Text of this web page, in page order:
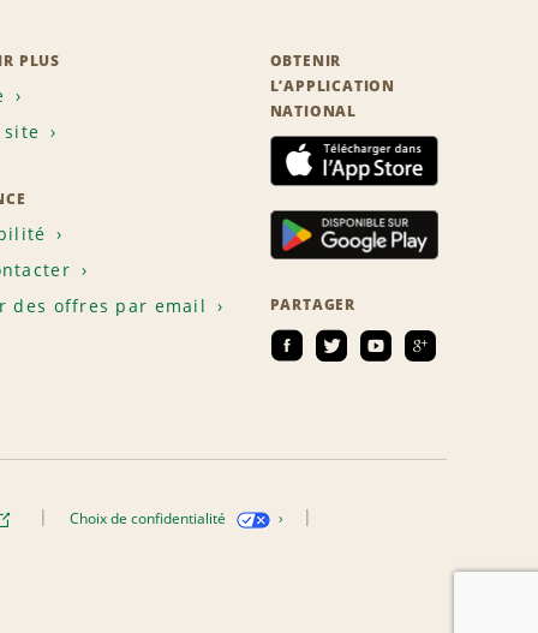
PLUS
site
des offres par email
OBTENIR
L’APPLICATION
NATIONAL
PARTAGER
Choix de confidentialité